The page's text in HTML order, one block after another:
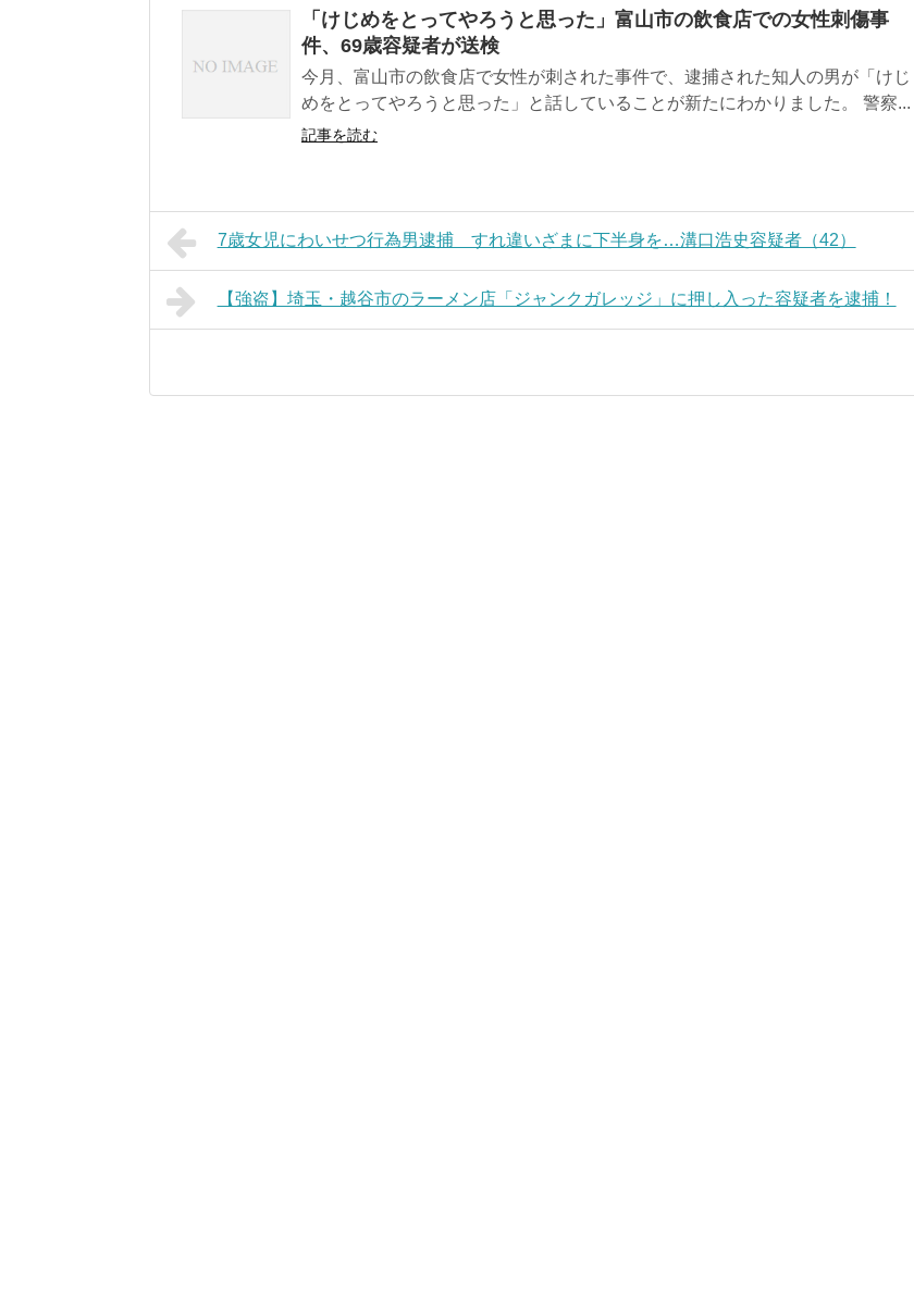
「けじめをとってやろうと思った」富山市の飲食店での女性刺傷事
件、69歳容疑者が送検
今月、富山市の飲食店で女性が刺された事件で、逮捕された知人の男が「けじ
めをとってやろうと思った」と話していることが新たにわかりました。 警察...
記事を読む
7歳女児にわいせつ行為男逮捕 すれ違いざまに下半身を…溝口浩史容疑者（42）
【強盗】埼玉・越谷市のラーメン店「ジャンクガレッジ」に押し入った容疑者を逮捕！